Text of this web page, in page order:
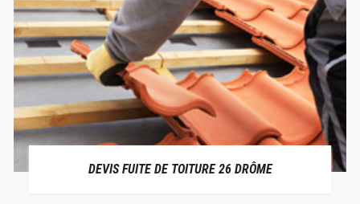
DEVIS FUITE DE TOITURE 26 DRÔME